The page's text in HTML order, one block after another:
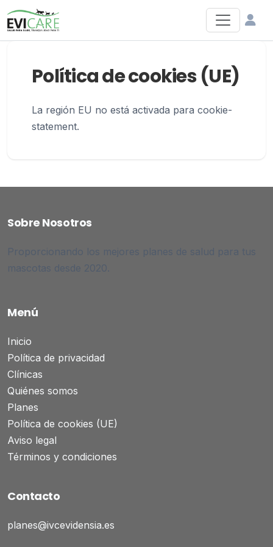
Política de cookies (UE)
La región EU no está activada para cookie-
statement.
Sobre Nosotros
Proporcionando los mejores planes de salud para tus
mascotas desde 2020.
Menú
Inicio
Política de privacidad
Clínicas
Quiénes somos
Planes
Política de cookies (UE)
Aviso legal
Términos y condiciones
Contacto
planes@ivcevidensia.es